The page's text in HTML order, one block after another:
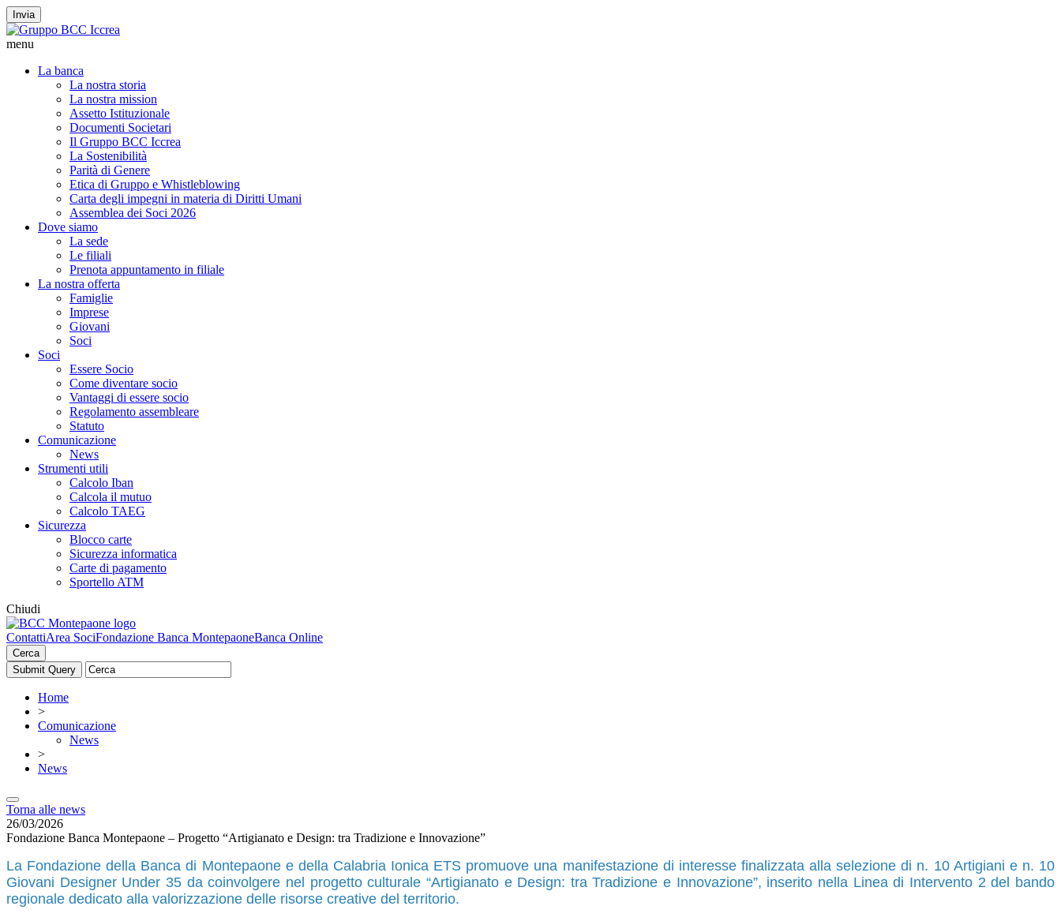
Invia
menu
La banca
La nostra storia
La nostra mission
Assetto Istituzionale
Documenti Societari
Il Gruppo BCC Iccrea
La Sostenibilità
Parità di Genere
Etica di Gruppo e Whistleblowing
Carta degli impegni in materia di Diritti Umani
Assemblea dei Soci 2026
Dove siamo
La sede
Le filiali
Prenota appuntamento in filiale
La nostra offerta
Famiglie
Imprese
Giovani
Soci
Soci
Essere Socio
Come diventare socio
Vantaggi di essere socio
Regolamento assembleare
Statuto
Comunicazione
News
Strumenti utili
Calcolo Iban
Calcola il mutuo
Calcolo TAEG
Sicurezza
Blocco carte
Sicurezza informatica
Carte di pagamento
Sportello ATM
Chiudi
ContattiArea SociFondazione Banca MontepaoneBanca Online
Cerca
Home
>
Comunicazione
News
>
News
Torna alle news
26/03/2026
Fondazione Banca Montepaone – Progetto “Artigianato e Design: tra Tradizione e Innovazione”
La Fondazione della Banca di Montepaone e della Calabria Ionica ETS promuove una manifestazione di interesse finalizzata alla selezione di n. 10 Artigiani e n. 10
Giovani Designer Under 35 da coinvolgere nel progetto culturale “Artigianato e Design: tra Tradizione e Innovazione”, inserito nella Linea di Intervento 2 del bando
regionale dedicato alla valorizzazione delle risorse creative del territorio.